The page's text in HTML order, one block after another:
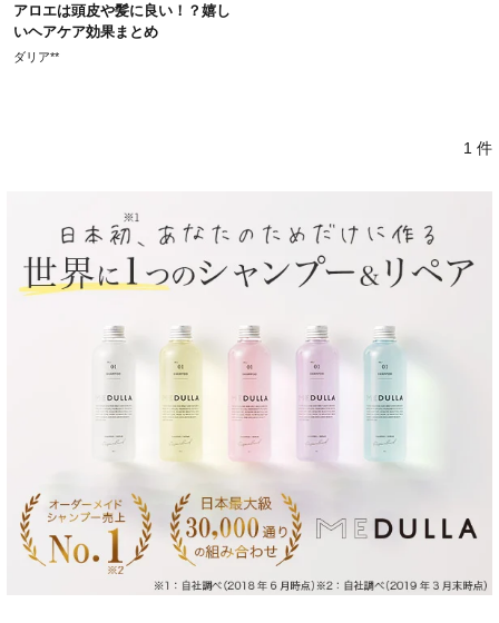
アロエは頭皮や髪に良い！？嬉し
いヘアケア効果まとめ
ダリア**
1 件